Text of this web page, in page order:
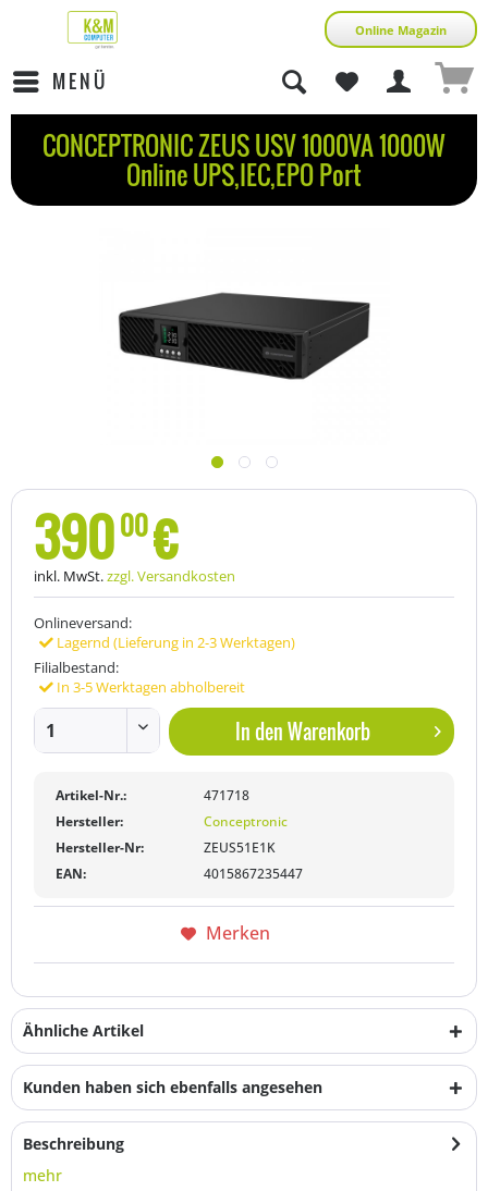
Online Magazin
MENÜ
CONCEPTRONIC ZEUS USV 1000VA 1000W
Online UPS,IEC,EPO Port
39000€
inkl. MwSt.zzgl. Versandkosten
Onlineversand:
Lagernd (Lieferung in 2-3 Werktagen)
Filialbestand:
In 3-5 Werktagen abholbereit
In denWarenkorb
Artikel-Nr.:
471718
Hersteller:
Conceptronic
Hersteller-Nr:
ZEUS51E1K
EAN:
4015867235447
Merken
Ähnliche Artikel
Kunden haben sich ebenfalls angesehen
Beschreibung
mehr